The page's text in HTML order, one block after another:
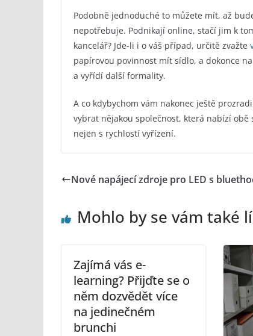
Podobně jednoduché to můžete mít, až
nepotřebuje. Podnikají online, stačí jim k
kancelář? Jde-li i o váš případ, určitě zvažte
papírovou povinnost mít sídlo, a dokonce
a vyřídí další formality.
A co kdybychom vám nakonec ještě
vybrat nějakou společnost, která nabízí
nejen s rychlostí vyřízení.
Nové napájecí zdroje pro LED s
Mohlo by se vám také
Zajímá vás e-
learning? Přijďte se o
něm dozvědět více
na jedinečném
brunchi